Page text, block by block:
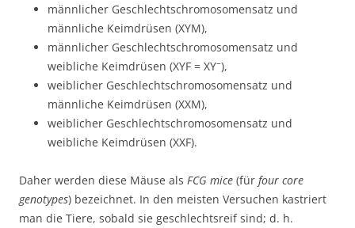
männlicher Geschlechtschromosomensatz und
männliche Keimdrüsen (XYM),
männlicher Geschlechtschromosomensatz und
weibliche Keimdrüsen (XYF = XY–),
weiblicher Geschlechtschromosomensatz und
männliche Keimdrüsen (XXM),
weiblicher Geschlechtschromosomensatz und
weibliche Keimdrüsen (XXF).
Daher werden diese Mäuse als FCG mice (für four core
genotypes) bezeichnet. In den meisten Versuchen kastriert
man die Tiere, sobald sie geschlechtsreif sind; d. h.